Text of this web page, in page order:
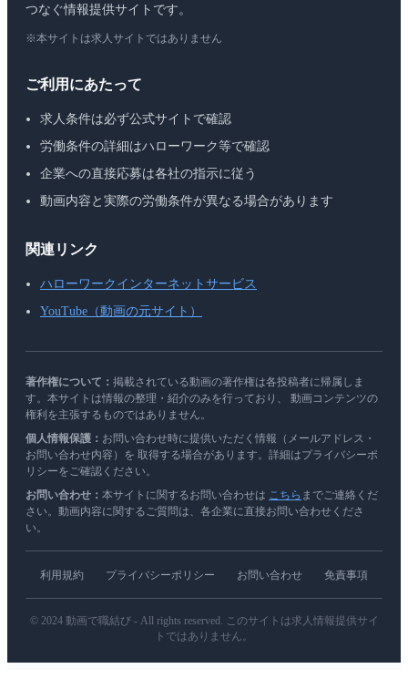
つなぐ情報提供サイトです。
※本サイトは求人サイトではありません
ご利用にあたって
求人条件は必ず公式サイトで確認
労働条件の詳細はハローワーク等で確認
企業への直接応募は各社の指示に従う
動画内容と実際の労働条件が異なる場合があります
関連リンク
ハローワークインターネットサービス
YouTube（動画の元サイト）
著作権について： 掲載されている動画の著作権は各投稿者に帰属しま
す。本サイトは情報の整理・紹介のみを行っており、 動画コンテンツの
権利を主張するものではありません。
個人情報保護： お問い合わせ時に提供いただく情報（メールアドレス・
お問い合わせ内容）を 取得する場合があります。詳細はプライバシーポ
リシーをご確認ください。
お問い合わせ： 本サイトに関するお問い合わせは こちら までご連絡くだ
さい。動画内容に関するご質問は、各企業に直接お問い合わせくださ
い。
利用規約 プライバシーポリシー お問い合わせ 免責事項
© 2024 動画で職結び - All rights reserved. このサイトは求人情報提供サイ
トではありません。